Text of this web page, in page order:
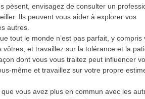
pèsent, envisagez de consulter un
Ils peuvent vous aider à explorer vos
autres.
tout le monde n’est pas parfait, y compris
et travaillez sur la tolérance et la
dont vous vous traitez peut influencer
même et travaillez sur votre propre
vous avez plus en commun avec les